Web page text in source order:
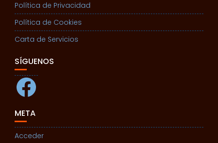
Política de Privacidad
Política de Cookies
Carta de Servicios
SÍGUENOS
Facebook
META
Acceder